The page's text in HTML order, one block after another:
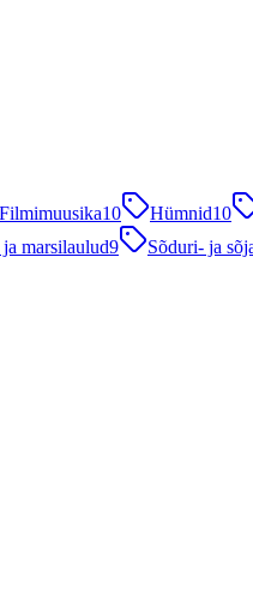
Filmimuusika10 Hümnid10
marsilaulud9 Sõduri- ja